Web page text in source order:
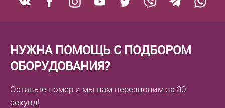
НУЖНА ПОМОЩЬ С ПОДБОРОМ
ОБОРУДОВАНИЯ?
Оставьте номер и мы вам перезвоним за 30
секунд!